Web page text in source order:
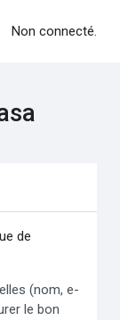
Non connecté.
de
(nom, e-
le bon